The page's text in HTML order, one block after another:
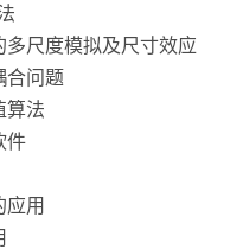
尺度模拟及尺寸效应
合问题
算法
件
应用